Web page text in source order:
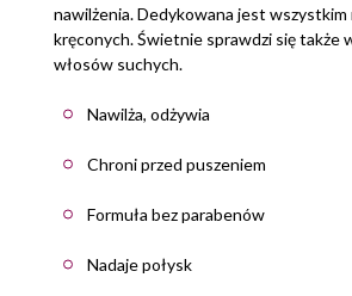
nawilżenia. Dedykowana jest wszystkim
kręconych. Świetnie sprawdzi się także
włosów suchych.
Nawilża, odżywia
Chroni przed puszeniem
Formuła bez parabenów
Nadaje połysk